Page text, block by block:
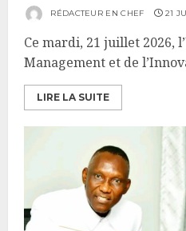
RÉDACTEUR EN CHEF 21
Ce mardi, 21 juillet 2026,
Management et de
LIRE LA SUITE